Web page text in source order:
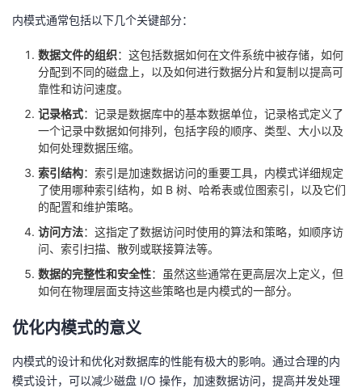
坛
圈
子
的
直
播
我
的
活
我
的
注
开
堂
我
的
我
我
的
我
内模式通常包括以下几个关键部分：
数据文件的组织：这包括数据如何在文件系统中被存储，如何
分配到不同的磁盘上，以及如何进行数据分片和复制以提高可
靠性和访问速度。
记录格式：记录是数据库中的基本数据单位，记录格式定义了
一个记录中数据如何排列，包括字段的顺序、类型、大小以及
如何处理数据压缩。
索引结构：索引是加速数据访问的重要工具，内模式详细规定
了使用哪种索引结构，如 B 树、哈希表或位图索引，以及它们
的配置和维护策略。
访问方法：这指定了数据访问时使用的算法和策略，如顺序访
问、索引扫描、散列或联接算法等。
数据的完整性和安全性：虽然这些通常在更高层次上定义，但
如何在物理层面支持这些策略也是内模式的一部分。
优化内模式的意义
内模式的设计和优化对数据库的性能有极大的影响。通过合理的内
模式设计，可以减少磁盘 I/O 操作，加速数据访问，提高并发处理